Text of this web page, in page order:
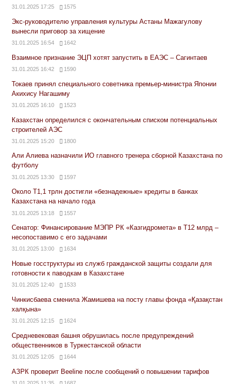
31.01.2025 17:25 1575
Экс-руководителю управления культуры Астаны Мажагулову
вынесли приговор за хищение
31.01.2025 16:54 1642
Взаимное признание ЭЦП хотят запустить в ЕАЭС – Сагинтаев
31.01.2025 16:42 1590
Токаев принял специального советника премьер-министра Японии
Акихису Нагашиму
31.01.2025 16:10 1523
Казахстан определился с окончательным списком потенциальных
строителей АЭС
31.01.2025 15:20 1800
Али Алиева назначили ИО главного тренера сборной Казахстана по
футболу
31.01.2025 13:30 1597
Около Т1,1 трлн достигли «безнадежные» кредиты в банках
Казахстана на начало года
31.01.2025 13:18 1557
Сенатор: Финансирование МЭПР РК «Казгидромета» в Т12 млрд –
несопоставимо с его задачами
31.01.2025 13:00 1634
Новые госструктуры из служб гражданской защиты создали для
готовности к паводкам в Казахстане
31.01.2025 12:40 1533
Чинкисбаева сменила Жамишева на посту главы фонда «Қазақстан
халқына»
31.01.2025 12:15 1624
Средневековая башня обрушилась после предупреждений
общественников в Туркестанской области
31.01.2025 12:05 1644
АЗРК проверит Beeline после сообщений о повышении тарифов